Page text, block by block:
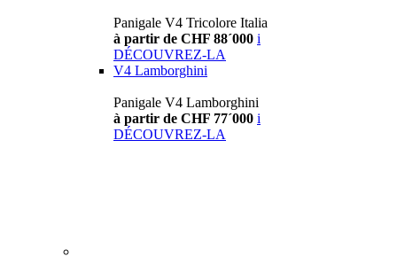
Panigale V4 Tricolore Italia
à partir de CHF 88´000 i
DÉCOUVREZ-LA
V4 Lamborghini
Panigale V4 Lamborghini
à partir de CHF 77´000 i
DÉCOUVREZ-LA